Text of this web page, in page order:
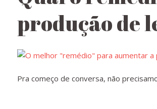
produção de
Pra começo de conversa, não